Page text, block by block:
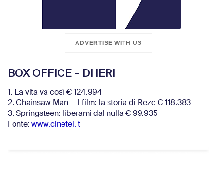
ADVERTISE WITH US
BOX OFFICE – DI IERI
1. La vita va così € 124.994
2. Chainsaw Man – il film: la storia di Reze € 118.383
3. Springsteen: liberami dal nulla € 99.935
Fonte: www.cinetel.it